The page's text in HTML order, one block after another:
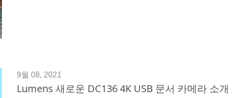
9월 08, 2021
Lumens 새로운 DC136 4K USB 문서 카메라 소개